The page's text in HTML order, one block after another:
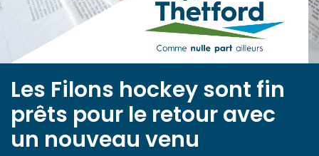
Les Filons hockey sont fin
prêts pour le retour avec
un nouveau venu